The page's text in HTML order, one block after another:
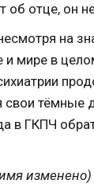
об отце, он
на
и мире в
свои тёмные
в ГКПЧ
изменено)